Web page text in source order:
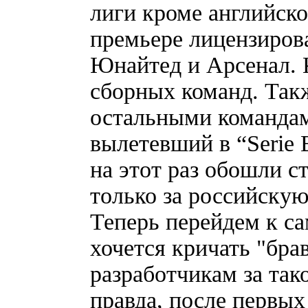
лиги кроме
премьере
Юнайтед и Арсенал.
сборных команд.
остальными
вылетевший в
на этот раз обошли
только за
Теперь перейдем к
хочется кричать
разработчикам за
правда, после